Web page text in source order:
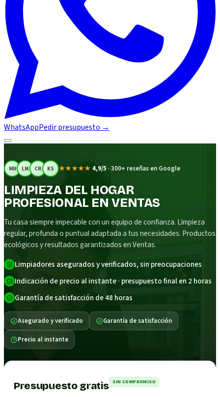
WhatsAppPedir presupuesto →
MR LM CR KS ★★★★★ 4,9/5 ·300+ reseñas en Google
LIMPIEZA DEL HOGAR
PROFESIONAL EN VENTAS
Tu casa siempre impecable con un equipo de confianza. Limpieza
regular, profunda o puntual adaptada a tus necesidades. Productos
ecológicos y resultados garantizados en Ventas.
Limpiadores asegurados y verificados, sin preocupaciones
Indicación de precio al instante · presupuesto final en 2 horas
Garantía de satisfacción de 48 horas
Asegurado y verificado Garantía de satisfacción
Precio al instante
Presupuesto gratis SIN COMPROMISO